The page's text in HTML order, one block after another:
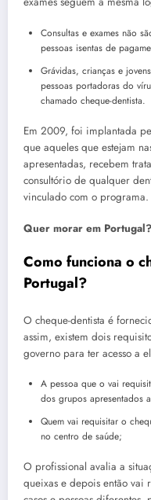
Consultas e exames não
pessoas isentas de
Grávidas, crianças e
pessoas portadoras do
chamado cheque-dentista.
Em 2009, foi implantada
que aqueles que estejam
apresentadas, recebem
consultório de qualquer
vinculado com o programa.
Quer morar em
Como funciona o
Portugal?
O cheque-dentista é
assim, existem dois
governo para ter acesso a
A pessoa que o vai
dos grupos apresentados
Quem vai requisitar o
no centro de saúde;
O profissional avalia a
queixas e depois então vai